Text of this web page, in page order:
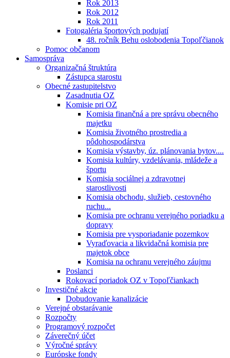
Rok 2013
Rok 2012
Rok 2011
Fotogaléria športových podujatí
48. ročník Behu oslobodenia Topoľčianok
Pomoc občanom
Samospráva
Organizačná štruktúra
Zástupca starostu
Obecné zastupitelstvo
Zasadnutia OZ
Komisie pri OZ
Komisia finančná a pre správu obecného
majetku
Komisia životného prostredia a
pôdohospodárstva
Komisia výstavby, úz. plánovania bytov....
Komisia kultúry, vzdelávania, mládeže a
športu
Komisia sociálnej a zdravotnej
starostlivosti
Komisia obchodu, služieb, cestovného
ruchu...
Komisia pre ochranu verejného poriadku a
dopravy
Komisia pre vysporiadanie pozemkov
Vyraďovacia a likvidačná komisia pre
majetok obce
Komisia na ochranu verejného záujmu
Poslanci
Rokovací poriadok OZ v Topoľčiankach
Investičné akcie
Dobudovanie kanalizácie
Verejné obstarávanie
Rozpočty
Programový rozpočet
Záverečný účet
Výročné správy
Európske fondy